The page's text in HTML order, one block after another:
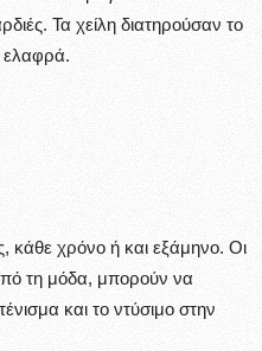
Τα χείλη διατηρούσαν το
ελαφρά.
χρόνο ή και εξάμηνο. Οι
τη μόδα, μπορούν να
και το ντύσιμο στην